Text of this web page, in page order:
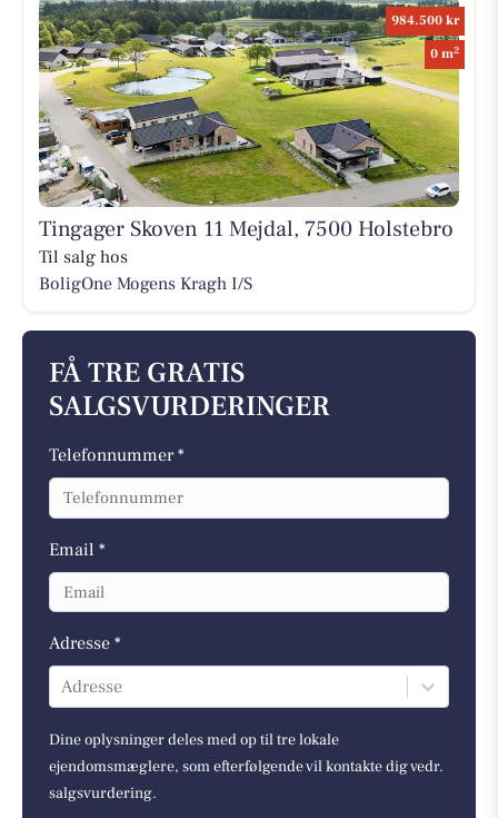
984.500 kr
0 m2
Tingager Skoven 11 Mejdal, 7500 Holstebro
Til salg hos
BoligOne Mogens Kragh I/S
FÅ TRE GRATIS
SALGSVURDERINGER
Telefonnummer *
Email *
Adresse *
Adresse
Dine oplysninger deles med op til tre lokale
ejendomsmæglere, som efterfølgende vil kontakte dig vedr.
salgsvurdering.